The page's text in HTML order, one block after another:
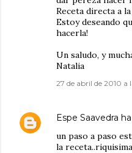
Receta directa a
Estoy deseando
hacerla!
Un saludo, y
Natalia
27 de abril de 2010 a
Espe Saavedra
un paso a paso
la receta..riquisima